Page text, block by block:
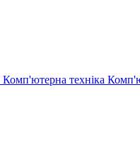
Комп'ютерна техніка